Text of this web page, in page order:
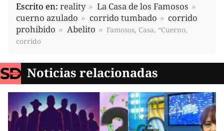
Escrito en: reality
La Casa de los Famosos
cuerno azulado
corrido tumbado
corrido
prohibido
Abelito
Famosos, Casa, “Cuerno,
corrido
Noticias relacionadas